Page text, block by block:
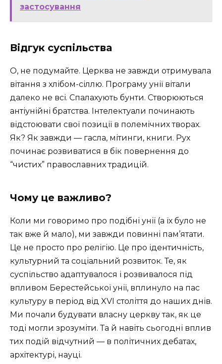
застосування
Відгук суспільства
О, не подумайте. Церква не завжди отримувала
вітання з хлібом-сіллю. Програму унії вітали
далеко не всі. Спалахують бунти. Створюються
антіунійні братства. Інтелектуали починають
відстоювати свої позиції в полемічних творах.
Як? Як завжди — гасла, мітинги, книги. Рух
починає розвиватися в бік повернення до
“чистих” православних традицій.
Чому це важливо?
Коли ми говоримо про подібні унії (а їх було не
так вже й мало), ми завжди повинні пам’ятати.
Це не просто про релігію. Це про ідентичність,
культурний та соціальний розвиток. Те, як
суспільство адаптувалося і розвивалося під
впливом Берестейської унії, вплинуло на пас
культуру в період від XVI століття до наших днів.
Ми почали будувати власну церкву так, як це
тоді могли зрозуміти. Та й навіть сьогодні вплив
тих подій відчутний — в політичних дебатах,
архітектурі, науці.